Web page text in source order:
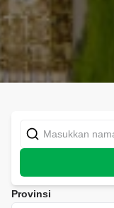
Provinsi